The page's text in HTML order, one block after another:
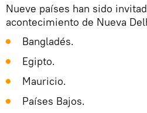
Nueve países han sido
acontecimiento de Nueva
Bangladés.
Egipto.
Mauricio.
Países Bajos.